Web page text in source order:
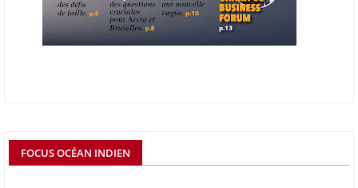
ECHANGES AFRIQUE - UE
détermine un rapport publié début mai 2026 par le cabinet de conseil
Boston Consulting Group (BCG). Intitulé « Strengthening the Africa-
FOCUS OCÉAN INDIEN